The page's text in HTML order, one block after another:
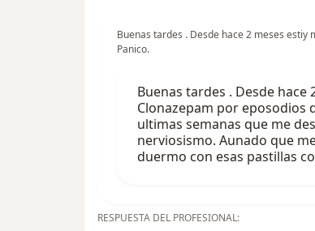
Buenas tardes . Desde hace 2 meses
Panico.
Buenas tardes . Desde
Clonazepam por eposodios
ultimas semanas que me
nerviosismo. Aunado que
duermo con esas pastillas
RESPUESTA DEL PROFESIONAL: